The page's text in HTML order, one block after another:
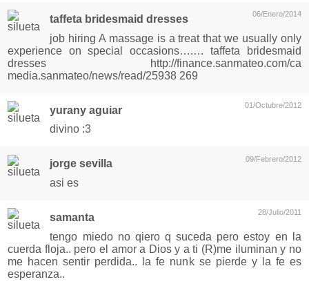
06/Enero/2014
taffeta bridesmaid dresses
job hiring A massage is a treat that we usually only
experience on special occasions….… taffeta bridesmaid
dresses http://finance.sanmateo.com/ca
media.sanmateo/news/read/25938 269
01/Octubre/2012
yurany aguiar
divino :3
09/Febrero/2012
jorge sevilla
asi es
28/Julio/2011
samanta
tengo miedo no qiero q suceda pero estoy en la
cuerda floja.. pero el amor a Dios y a ti (R)me iluminan y no
me hacen sentir perdida.. la fe nunk se pierde y la fe es
esperanza..